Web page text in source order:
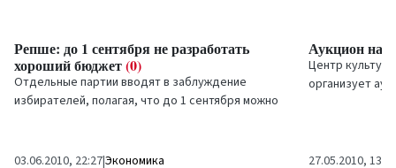
Репше: до 1 сентября не разработать
хороший бюджет(0)
Отдельные партии вводят в заблуждение
избирателей, полагая, что до 1 сентября можно
03.06.2010, 22:27|Экономика
Аукцион на
Центр
организует
27.05.2010, 13:04